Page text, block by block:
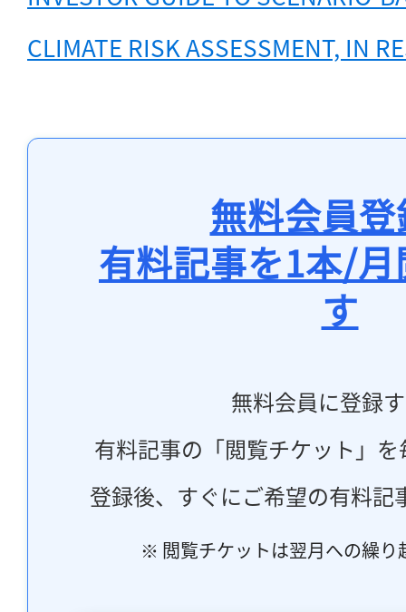
CLIMATE RISK ASSESSMENT, IN
無料会員
有料記事を1本/
す
無料会員に登録
有料記事の「閲覧チケット」
登録後、すぐにご希望の有料記
※ 閲覧チケットは翌月への繰り